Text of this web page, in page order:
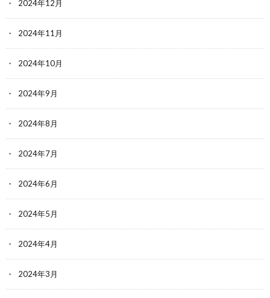
2024年12月
2024年11月
2024年10月
2024年9月
2024年8月
2024年7月
2024年6月
2024年5月
2024年4月
2024年3月